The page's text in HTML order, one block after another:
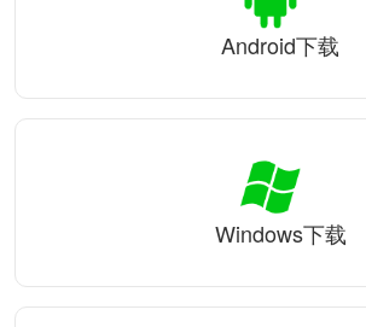
Android下载
Windows下载